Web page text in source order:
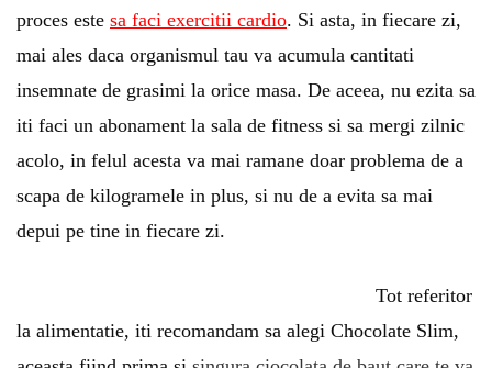
proces este sa faci exercitii cardio. Si asta, in fiecare zi,
mai ales daca organismul tau va acumula cantitati
insemnate de grasimi la orice masa. De aceea, nu ezita sa
iti faci un abonament la sala de fitness si sa mergi zilnic
acolo, in felul acesta va mai ramane doar problema de a
scapa de kilogramele in plus, si nu de a evita sa mai
depui pe tine in fiecare zi.
Tot referitor
la alimentatie, iti recomandam sa alegi Chocolate Slim,